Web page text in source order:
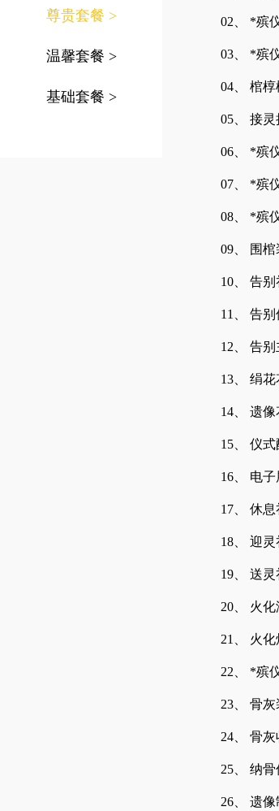
尊贵套餐 >
温馨套餐 >
基础套餐 >
02、 *殡
03、 *殡
04、 棺
05、 接灵
06、 *殡
07、 *殡
08、 *殡
09、 围
10、 告
11、 告
12、 告
13、 绢
14、 遗
15、 仪
16、 电
17、 休
18、 迎
19、 送
20、 火
21、 火
22、 *殡
23、 骨
24、 骨
25、 纳
26、 遗